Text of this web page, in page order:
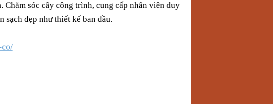
sóc cây công trình, cung cấp nhân viên duy
sạch đẹp như thiết kế ban đầu.
co/